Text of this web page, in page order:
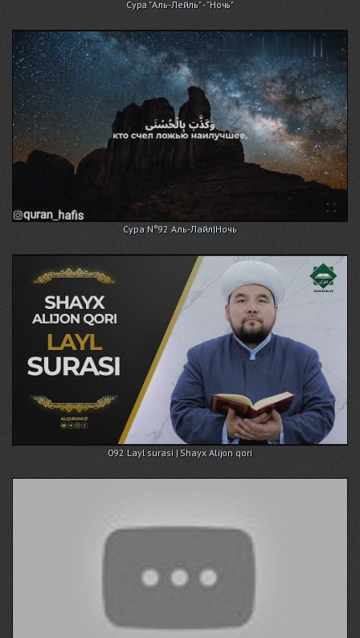
Сура "Аль-Лейль" - "Ночь"
Сура N°92 Аль-Лайл|Ночь
092 Layl surasi | Shayx Alijon qori